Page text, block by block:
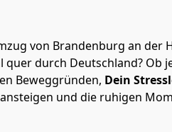
von Brandenburg an der
quer durch Deutschland? Ob
Beweggründen, Dein
und die ruhigen